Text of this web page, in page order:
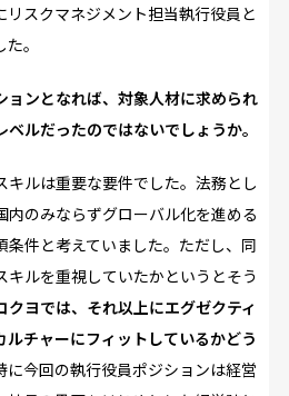
リスクマネジメント担当執行役員と
。
ンとなれば、対象人材に求められ
ルだったのではないでしょうか。
キルは重要な要件でした。法務とし
内のみならずグローバル化を進める
条件と考えていました。ただし、同
ルを重視していたかというとそう
クヨでは、それ以上にエグゼクティ
ルチャーにフィットしているかどう
に今回の執行役員ポジションは経営